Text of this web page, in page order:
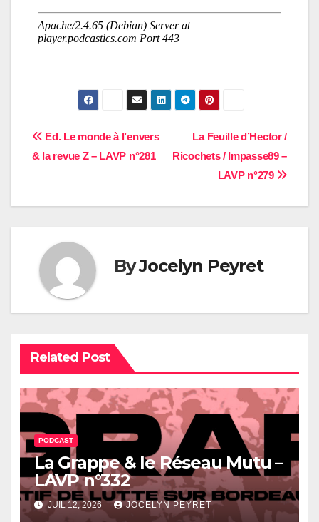
Navigation
l’article
La Feuille d’Hector /
Ricochets / Impasse89 –
LAVP n°279
Ed. Le monde à l’envers
& la revue Z – LAVP n°281
ByJocelyn Peyret
Related Post
PODCAST
La Grappe & le Réseau Mutu –
LAVP n°332
JUIL 12, 2026 JOCELYN PEYRET